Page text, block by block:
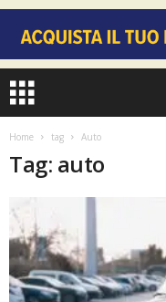
Home tag Auto
Tag: auto